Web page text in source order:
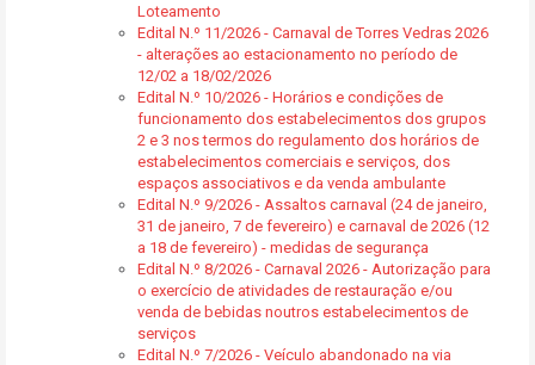
Loteamento
Edital N.º 11/2026 - Carnaval de Torres Vedras 2026
- alterações ao estacionamento no período de
12/02 a 18/02/2026
Edital N.º 10/2026 - Horários e condições de
funcionamento dos estabelecimentos dos grupos
2 e 3 nos termos do regulamento dos horários de
estabelecimentos comerciais e serviços, dos
espaços associativos e da venda ambulante
Edital N.º 9/2026 - Assaltos carnaval (24 de janeiro,
31 de janeiro, 7 de fevereiro) e carnaval de 2026 (12
a 18 de fevereiro) - medidas de segurança
Edital N.º 8/2026 - Carnaval 2026 - Autorização para
o exercício de atividades de restauração e/ou
venda de bebidas noutros estabelecimentos de
serviços
Edital N.º 7/2026 - Veículo abandonado na via